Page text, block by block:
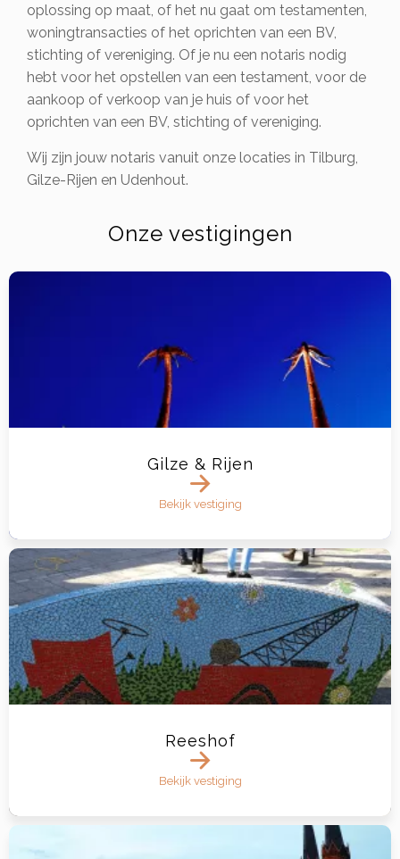
oplossing op maat, of het nu gaat om testamenten,
woningtransacties of het oprichten van een BV,
stichting of vereniging. Of je nu een notaris nodig
hebt voor het opstellen van een testament, voor de
aankoop of verkoop van je huis of voor het
oprichten van een BV, stichting of vereniging.
Wij zijn jouw notaris vanuit onze locaties in Tilburg,
Gilze-Rijen en Udenhout.
Onze vestigingen
Gilze & Rijen
Bekijk vestiging
Reeshof
Bekijk vestiging